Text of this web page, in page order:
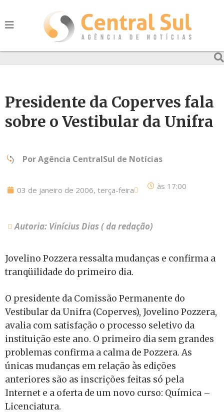
Presidente da Coperves fala
sobre o Vestibular da Unifra
PorAgência CentralSul de Notícias
03 de janeiro de 2006, terça-feira às 17:00
Autoria: Vinícius Dias ( da redação)
Jovelino Pozzera ressalta mudanças e confirma a
tranqüilidade do primeiro dia.
O presidente da Comissão Permanente do
Vestibular da Unifra (Coperves), Jovelino Pozzera,
avalia com satisfação o processo seletivo da
instituição este ano. O primeiro dia sem grandes
problemas confirma a calma de Pozzera. As
únicas mudanças em relação às edições
anteriores são as inscrições feitas só pela
Internet e a oferta de um novo curso: Química –
Licenciatura.